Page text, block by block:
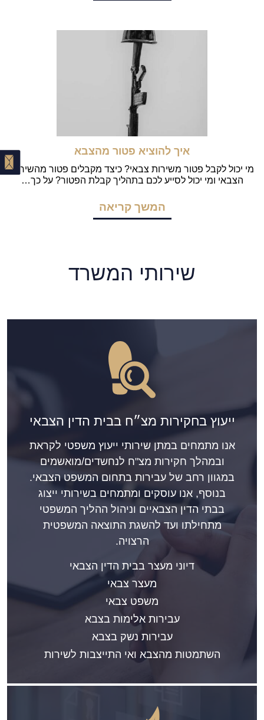
איך להוציא פטור מהצבא
מי יכול לקבל פטור משירות צבאי? כיצד מקבלים פטור מהשירות
הצבאי ומי יכול לסייע לכם בתהליך קבלת הפטור? על כך…
המשך קריאה
שירותי המשרד
ייעוץ בחקירות מצ״ח בבית הדין הצבאי
אנו מתמחים במתן שירותי ייעוץ משפטי לקראת
ובמהלך חקירות מצ"ח לנחשדים/מואשמים
במגוון רחב של עבירות בתחום המשפט הצבאי.
בנוסף, אנו עוסקים ומתמחים בשירותי ייצוג
בבתי הדין הצבאיים וניהול ההליך המשפטי
מתחילתו ועד להשגת התוצאה המשפטית
הרצויה.
דיוני מעצר בבית הדין הצבאי
מעצר צבאי
משפט צבאי
עבירות אלימות בצבא
עבירות נשק בצבא
השתמטות מהצבא ואי התייצבות לשירות